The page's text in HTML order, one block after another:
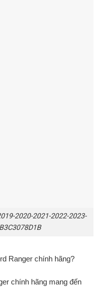
2020-2021-2022-2023-
Ranger chính hãng?
chính hãng mang đến